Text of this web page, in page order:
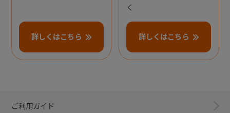
詳しくはこちら
く
詳しくはこちら
ご利用ガイド